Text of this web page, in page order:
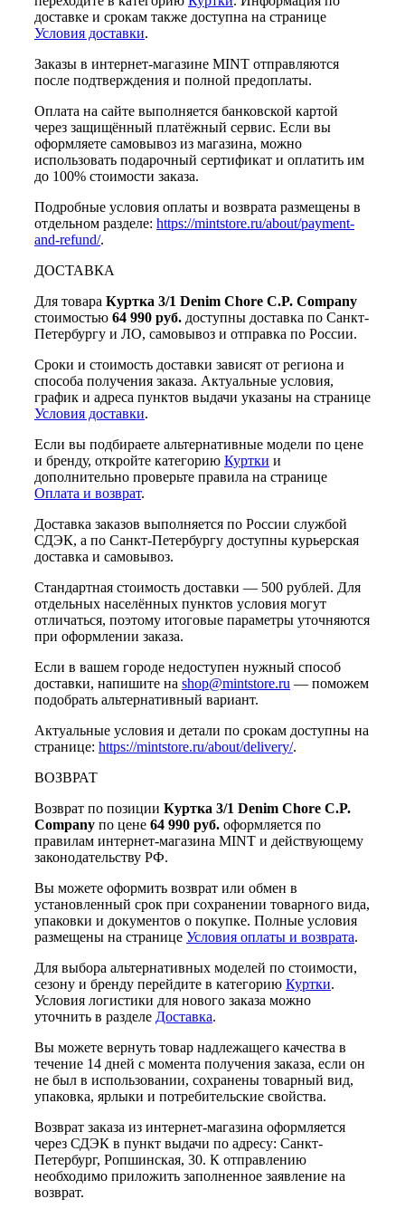
доставке и срокам также доступна на странице
Условия доставки.
Заказы в интернет-магазине MINT отправляются
после подтверждения и полной предоплаты.
Оплата на сайте выполняется банковской картой
через защищённый платёжный сервис. Если вы
оформляете самовывоз из магазина, можно
использовать подарочный сертификат и оплатить им
до 100% стоимости заказа.
Подробные условия оплаты и возврата размещены в
отдельном разделе: https://mintstore.ru/about/payment-
and-refund/.
ДОСТАВКА
Для товара Куртка 3/1 Denim Chore C.P. Company
стоимостью 64 990 руб. доступны доставка по Санкт-
Петербургу и ЛО, самовывоз и отправка по России.
Сроки и стоимость доставки зависят от региона и
способа получения заказа. Актуальные условия,
график и адреса пунктов выдачи указаны на странице
Условия доставки.
Если вы подбираете альтернативные модели по цене
и бренду, откройте категорию Куртки и
дополнительно проверьте правила на странице
Оплата и возврат.
Доставка заказов выполняется по России службой
СДЭК, а по Санкт-Петербургу доступны курьерская
доставка и самовывоз.
Стандартная стоимость доставки — 500 рублей. Для
отдельных населённых пунктов условия могут
отличаться, поэтому итоговые параметры уточняются
при оформлении заказа.
Если в вашем городе недоступен нужный способ
доставки, напишите на shop@mintstore.ru — поможем
подобрать альтернативный вариант.
Актуальные условия и детали по срокам доступны на
странице: https://mintstore.ru/about/delivery/.
ВОЗВРАТ
Возврат по позиции Куртка 3/1 Denim Chore C.P.
Company по цене 64 990 руб. оформляется по
правилам интернет-магазина MINT и действующему
законодательству РФ.
Вы можете оформить возврат или обмен в
установленный срок при сохранении товарного вида,
упаковки и документов о покупке. Полные условия
размещены на странице Условия оплаты и возврата.
Для выбора альтернативных моделей по стоимости,
сезону и бренду перейдите в категорию Куртки.
Условия логистики для нового заказа можно
уточнить в разделе Доставка.
Вы можете вернуть товар надлежащего качества в
течение 14 дней с момента получения заказа, если он
не был в использовании, сохранены товарный вид,
упаковка, ярлыки и потребительские свойства.
Возврат заказа из интернет-магазина оформляется
через СДЭК в пункт выдачи по адресу: Санкт-
Петербург, Ропшинская, 30. К отправлению
необходимо приложить заполненное заявление на
возврат.